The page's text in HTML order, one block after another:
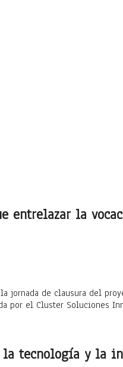
entrelazar la
de clausura del
por el Cluster Soluciones
la tecnología y la